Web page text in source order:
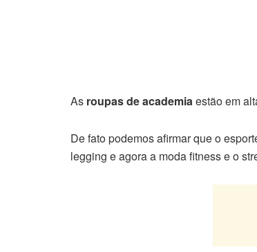
As roupas de academiaestão em
De fato podemos afirmar que o
legging e agora a moda fitness e o